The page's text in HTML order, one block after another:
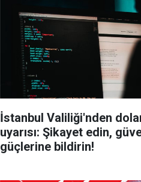
İstanbul Valiliği'nden
uyarısı: Şikayet edin,
güçlerine bildirin!